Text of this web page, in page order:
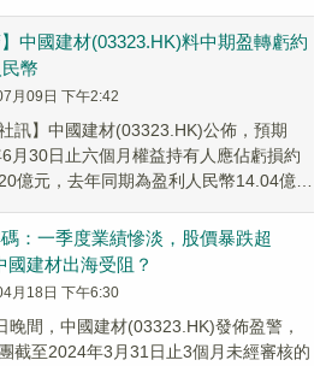
】中國建材(03323.HK)料中期盈轉虧約
幣
月09日 下午2:42
社訊】中國建材(03323.HK)公佈，預期
月30日止六個月權益持有人應佔虧損約
億元，去年同期為盈利人民幣14.04億
：一季度業績慘淡，股價暴跌超
國建材出海受阻？
月18日 下午6:30
晚間，中國建材(03323.HK)發佈盈警，
截至2024年3月31日止3個月未經審核的